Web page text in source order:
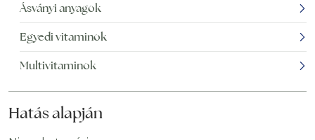
Ásványi anyagok
Egyedi vitaminok
Multivitaminok
Hatás alapján